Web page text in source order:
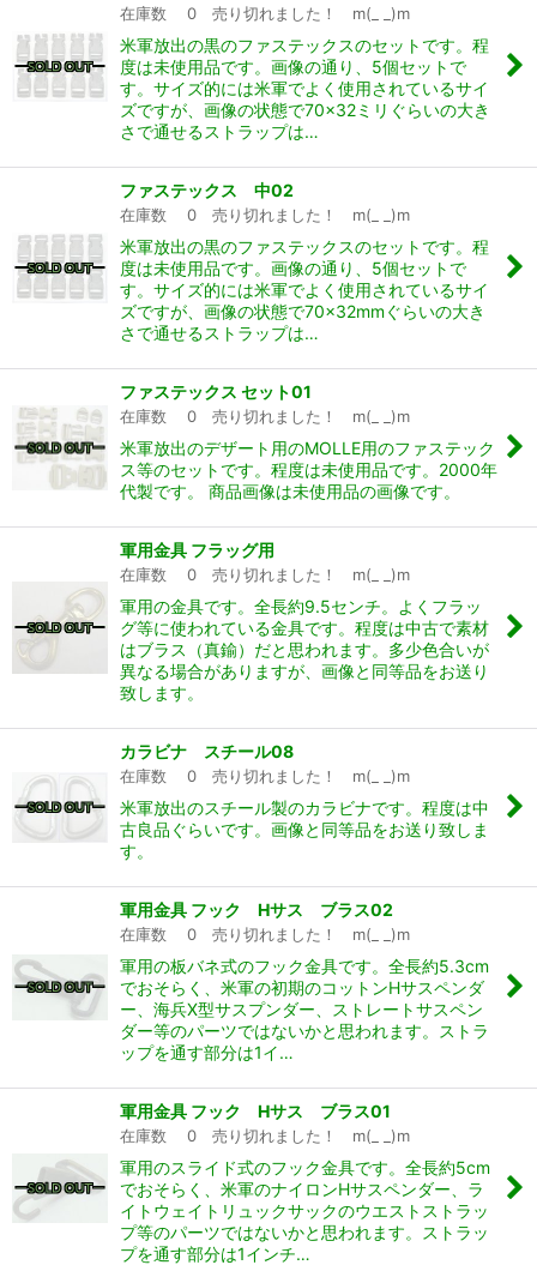
在庫数 0 売り切れました！ m(_ _)m
米軍放出の黒のファステックスのセットです。程
度は未使用品です。画像の通り、5個セットで
す。サイズ的には米軍でよく使用されているサイ
ズですが、画像の状態で70×32ミリぐらいの大き
さで通せるストラップは…
ファステックス 中02
在庫数 0 売り切れました！ m(_ _)m
米軍放出の黒のファステックスのセットです。程
度は未使用品です。画像の通り、5個セットで
す。サイズ的には米軍でよく使用されているサイ
ズですが、画像の状態で70×32mmぐらいの大き
さで通せるストラップは…
ファステックス セット01
在庫数 0 売り切れました！ m(_ _)m
米軍放出のデザート用のMOLLE用のファステック
ス等のセットです。程度は未使用品です。2000年
代製です。 商品画像は未使用品の画像です。
軍用金具 フラッグ用
在庫数 0 売り切れました！ m(_ _)m
軍用の金具です。全長約9.5センチ。よくフラッ
グ等に使われている金具です。程度は中古で素材
はブラス（真鍮）だと思われます。多少色合いが
異なる場合がありますが、画像と同等品をお送り
致します。
カラビナ スチール08
在庫数 0 売り切れました！ m(_ _)m
米軍放出のスチール製のカラビナです。程度は中
古良品ぐらいです。画像と同等品をお送り致しま
す。
軍用金具 フック Hサス ブラス02
在庫数 0 売り切れました！ m(_ _)m
軍用の板バネ式のフック金具です。全長約5.3cm
でおそらく、米軍の初期のコットンHサスペンダ
ー、海兵X型サスプンダー、ストレートサスペン
ダー等のパーツではないかと思われます。ストラ
ップを通す部分は1イ…
軍用金具 フック Hサス ブラス01
在庫数 0 売り切れました！ m(_ _)m
軍用のスライド式のフック金具です。全長約5cm
でおそらく、米軍のナイロンHサスペンダー、ラ
イトウェイトリュックサックのウエストストラッ
プ等のパーツではないかと思われます。ストラッ
プを通す部分は1インチ…